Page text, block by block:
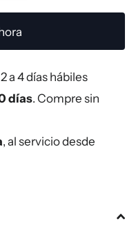
a 4 días hábiles
días. Compre sin
, al servicio desde